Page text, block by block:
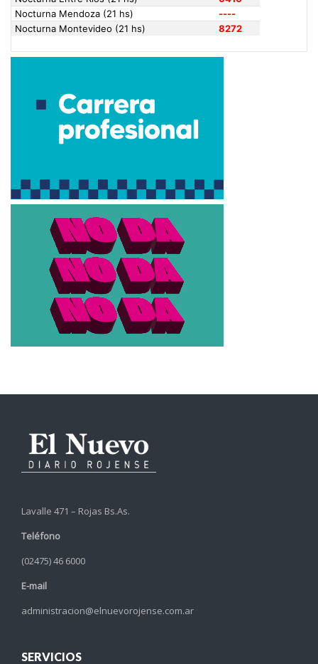
Lavalle 471 – Rojas Bs.As.
Teléfono
(02475) 46 6000
E-mail
administracion@elnuevorojense.com.ar
SERVICIOS